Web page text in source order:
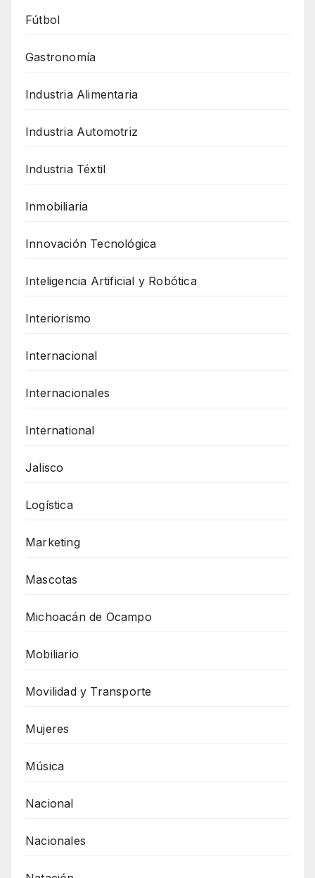
Fútbol
Gastronomía
Industria Alimentaria
Industria Automotriz
Industria Téxtil
Inmobiliaria
Innovación Tecnológica
Inteligencia Artificial y Robótica
Interiorismo
Internacional
Internacionales
International
Jalisco
Logística
Marketing
Mascotas
Michoacán de Ocampo
Mobiliario
Movilidad y Transporte
Mujeres
Música
Nacional
Nacionales